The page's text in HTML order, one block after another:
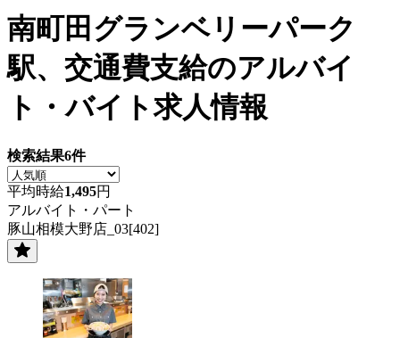
南町田グランベリーパーク
駅、交通費支給のアルバイ
ト・バイト求人情報
検索結果6件
平均時給1,495円
アルバイト・パート
豚山相模大野店_03[402]